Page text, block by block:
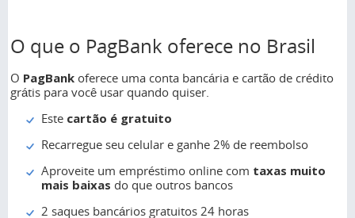
O que o PagBank oferece no Brasil
O PagBank oferece uma conta bancária e cartão de crédito
grátis para você usar quando quiser.
Este cartão é gratuito
Recarregue seu celular e ganhe 2% de reembolso
Aproveite um empréstimo online com taxas muito
mais baixas do que outros bancos
2 saques bancários gratuitos 24 horas